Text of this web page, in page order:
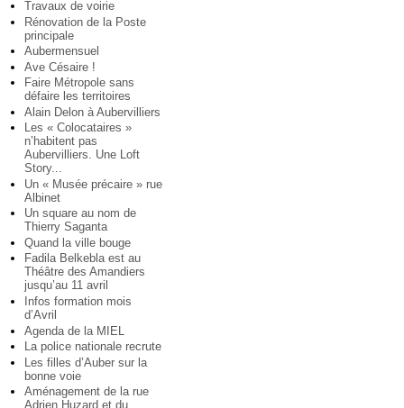
Travaux de voirie
Rénovation de la Poste
principale
Aubermensuel
Ave Césaire !
Faire Métropole sans
défaire les territoires
Alain Delon à Aubervilliers
Les « Colocataires »
n’habitent pas
Aubervilliers. Une Loft
Story...
Un « Musée précaire » rue
Albinet
Un square au nom de
Thierry Saganta
Quand la ville bouge
Fadila Belkebla est au
Théâtre des Amandiers
jusqu’au 11 avril
Infos formation mois
d’Avril
Agenda de la MIEL
La police nationale recrute
Les filles d’Auber sur la
bonne voie
Aménagement de la rue
Adrien Huzard et du